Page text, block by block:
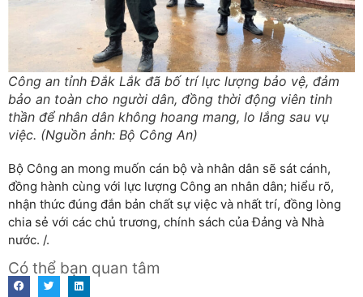
Công an tỉnh Đắk Lắk đã bố trí lực lượng bảo vệ, đảm
bảo an toàn cho người dân, đồng thời động viên tinh
thần để nhân dân không hoang mang, lo lắng sau vụ
việc. (Nguồn ảnh: Bộ Công An)
Bộ Công an mong muốn cán bộ và nhân dân sẽ sát cánh,
đồng hành cùng với lực lượng Công an nhân dân; hiểu rõ,
nhận thức đúng đắn bản chất sự việc và nhất trí, đồng lòng
chia sẻ với các chủ trương, chính sách của Đảng và Nhà
nước. /.
Có thể bạn quan tâm